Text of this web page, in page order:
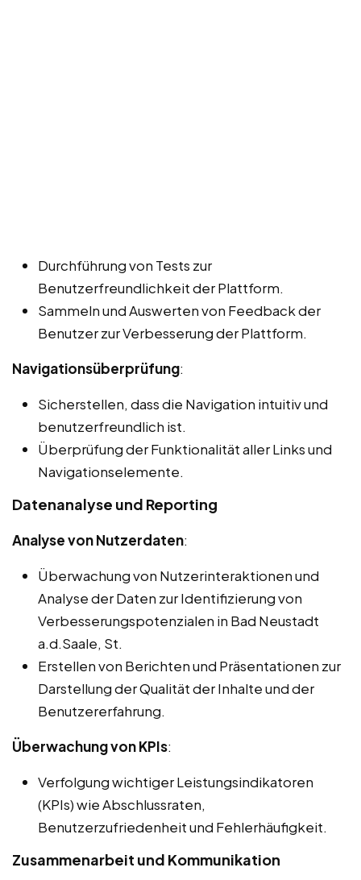
Durchführung von Tests zur
Benutzerfreundlichkeit der Plattform.
Sammeln und Auswerten von Feedback der
Benutzer zur Verbesserung der Plattform.
Navigationsüberprüfung:
Sicherstellen, dass die Navigation intuitiv und
benutzerfreundlich ist.
Überprüfung der Funktionalität aller Links und
Navigationselemente.
Datenanalyse und Reporting
Analyse von Nutzerdaten:
Überwachung von Nutzerinteraktionen und
Analyse der Daten zur Identifizierung von
Verbesserungspotenzialen in Bad Neustadt
a.d.Saale, St.
Erstellen von Berichten und Präsentationen zur
Darstellung der Qualität der Inhalte und der
Benutzererfahrung.
Überwachung von KPIs:
Verfolgung wichtiger Leistungsindikatoren
(KPIs) wie Abschlussraten,
Benutzerzufriedenheit und Fehlerhäufigkeit.
Zusammenarbeit und Kommunikation